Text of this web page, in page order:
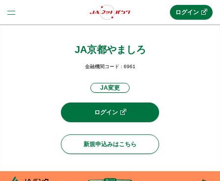
法人のお客様はこちら
新規申込み
JAネットバンクトップ
ログイン
JA京都やましろ
金融機関コード : 6961
JA変更
ログイン
新規申込みはこちら